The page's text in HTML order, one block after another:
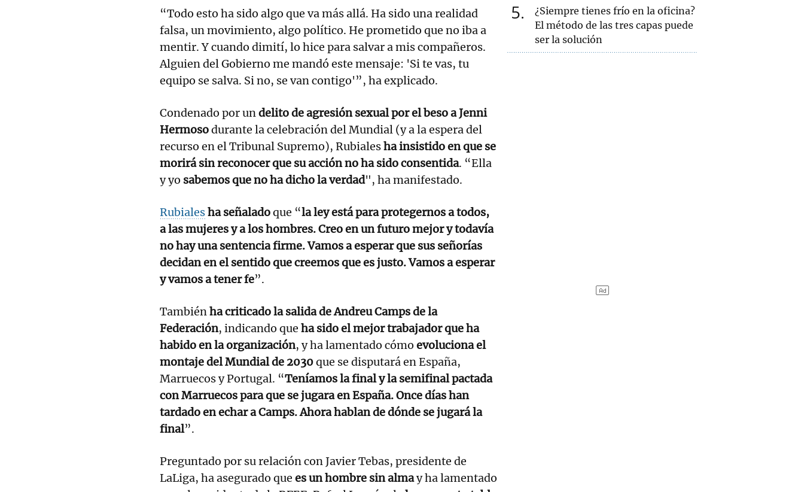
“Todo esto ha sido algo que va más allá. Ha sido una realidad
falsa, un movimiento, algo político. He prometido que no iba a
mentir. Y cuando dimití, lo hice para salvar a mis compañeros.
Alguien del Gobierno me mandó este mensaje: 'Si te vas, tu
equipo se salva. Si no, se van contigo'”, ha explicado.
Condenado por undelito de agresión sexual por el beso a Jenni
Hermosodurante la celebración del Mundial (y a la espera del
recurso en el Tribunal Supremo), Rubialesha insistido en que se
morirá sin reconocer que su acción no ha sido consentida. “Ella
y yo sabemos que no ha dicho la verdad", ha manifestado.
Rubialesha señaladoque “la ley está para protegernos a todos,
a las mujeres y a los hombres. Creo en un futuro mejor y todavía
no hay una sentencia firme. Vamos a esperar que sus señorías
decidan en el sentido que creemos que es justo. Vamos a esperar
y vamos a tener fe”.
Tambiénha criticado la salida de Andreu Camps de la
Federación, indicando que ha sido el mejor trabajador que ha
habido en la organización, y ha lamentado cómo evoluciona el
montaje del Mundial de 2030que se disputará en España,
Marruecos y Portugal. “Teníamos la final y la semifinal pactada
con Marruecos para que se jugara en España. Once días han
tardado en echar a Camps. Ahora hablan de dónde se jugará la
final”.
Preguntado por su relación con Javier Tebas, presidente de
LaLiga, ha asegurado que es un hombre sin almay ha lamentado
5
¿Siempre tienes frío en la oficina?
El método de las tres capas puede
ser la solución